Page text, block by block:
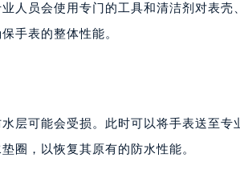
人员会使用专门的工具和清洁剂对表壳
手表的整体性能。
层可能会受损。此时可以将手表送至专
圈，以恢复其原有的防水性能。